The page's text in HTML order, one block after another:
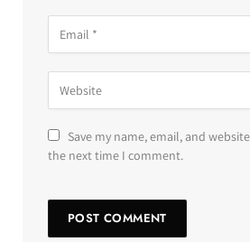
Save my name, email, and
the next time I comment.